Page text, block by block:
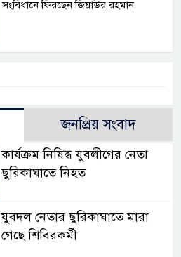
সংবিধানে ফিরছেন জিয়াউর রহমান
জনপ্রিয় সংবাদ
কার্যক্রম নিষিদ্ধ যুবলীগের নেতা
ছুরিকাঘাতে নিহত
যুবদল নেতার ছুরিকাঘাতে মারা
গেছে শিবিরকর্মী